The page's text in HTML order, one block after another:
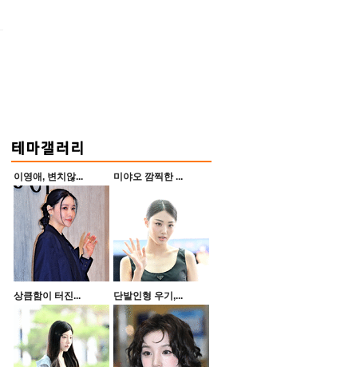
이영애, 변치않... 미야오 깜찍한 ...
상큼함이 터진... 단발인형 우기,...